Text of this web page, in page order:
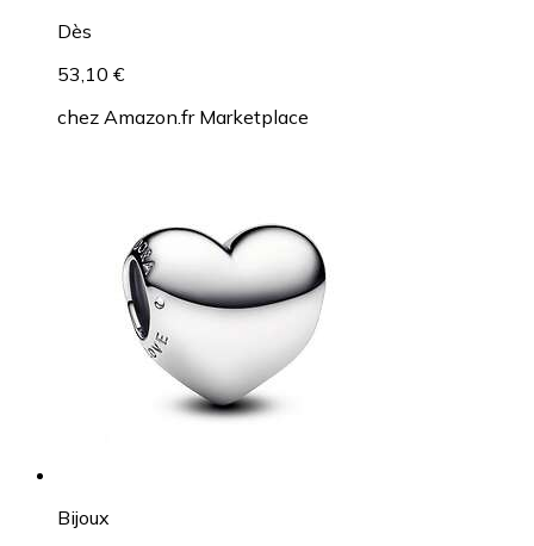
Dès
53,10 €
chez Amazon.fr Marketplace
Bijoux